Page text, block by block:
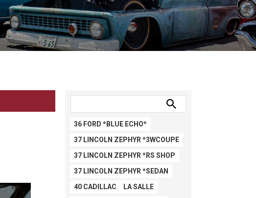
36 FORD *BLUE ECHO*
37 LINCOLN ZEPHYR *3WCOUPE
37 LINCOLN ZEPHYR *RS SHOP
37 LINCOLN ZEPHYR *SEDAN
40 CADILLAC LA SALLE